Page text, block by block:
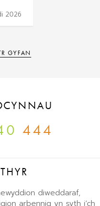
2026
GYFAN
444
diweddaraf,
arbennig yn syth i’ch